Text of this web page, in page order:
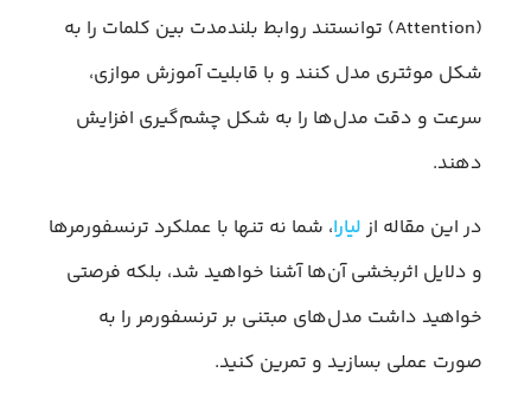
(Attention) توانستند روابط بلندمدت بین کلمات را به
شکل موثتری مدل کنند و با قابلیت آموزش موازی،
سرعت و دقت مدل‌ها را به شکل چشم‌گیری افزایش
دهند.
در این مقاله از لیارا، شما نه تنها با عملکرد ترنسفورمرها
و دلایل اثربخشی آن‌ها آشنا خواهید شد، بلکه فرصتی
خواهید داشت مدل‌های مبتنی بر ترنسفورمر را به‌
صورت عملی بسازید و تمرین کنید.